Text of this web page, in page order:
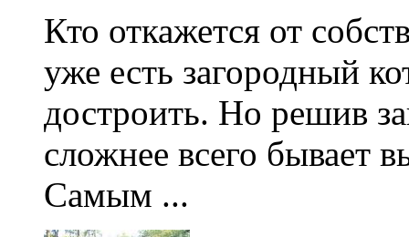
Кто откажется от
уже есть загородный
достроить. Но решив
сложнее всего бывает
Самым ...